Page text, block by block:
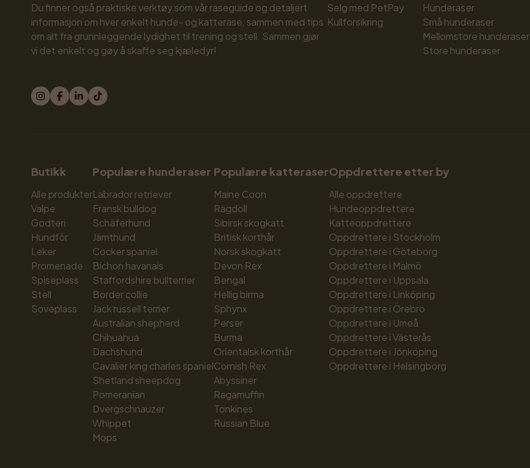
Du finner også praktiske verktøy som vår raseguide og detaljert
informasjon om hver enkelt hunde- og katterase, sammen med tips
om alt fra grunnleggende lydighet til trening og stell. Sammen gjør
vi det enkelt og gøy å skaffe seg kjæledyr!
Selg med PetPay
Kullforsikring
Hunderaser
Små hunderaser
Mellomstore hunderaser
Store hunderaser
Butikk
Alle produkter
Valpe
Godteri
Hundfôr
Leker
Promenade
Spiseplass
Stell
Soveplass
Populære hunderaser
Labrador retriever
Fransk bulldog
Schäferhund
Jämthund
Cocker spaniel
Bichon havanais
Staffordshire bullterrier
Border collie
Jack russell terrier
Australian shepherd
Chihuahua
Dachshund
Cavalier king charles spaniel
Shetland sheepdog
Pomeranian
Dvergschnauzer
Whippet
Mops
Populære katteraser
Maine Coon
Ragdoll
Sibirsk skogkatt
Britisk korthår
Norsk skogkatt
Devon Rex
Bengal
Hellig birma
Sphynx
Perser
Burma
Orientalsk korthår
Cornish Rex
Abyssiner
Ragamuffin
Tonkines
Russian Blue
Oppdrettere etter by
Alle oppdrettere
Hundeoppdrettere
Katteoppdrettere
Oppdrettere i Stockholm
Oppdrettere i Göteborg
Oppdrettere i Malmö
Oppdrettere i Uppsala
Oppdrettere i Linköping
Oppdrettere i Örebro
Oppdrettere i Umeå
Oppdrettere i Västerås
Oppdrettere i Jönköping
Oppdrettere i Helsingborg